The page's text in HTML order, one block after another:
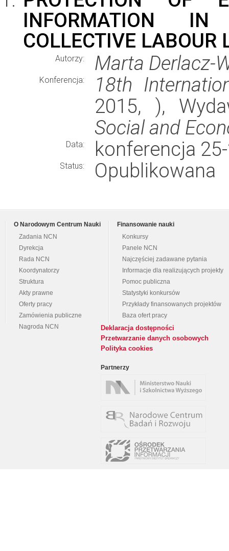
INFORMATION
COLLECTIVE LABOUR
Autorzy: Marta Derlacz-
Konferencja:
18th
2015, ),
Social and
Data: konferencja
Status: Opublikowana
O Narodowym Centrum Nauki
Zadania NCN
Dyrekcja
Rada NCN
Koordynatorzy
Struktura
Akty prawne
Oferty pracy
Zamówienia publiczne
Nagroda NCN
Finansowanie nauki
Konkursy
Panele NCN
Najczęściej zadawane pytania
Informacje dla realizujących projekty
Pomoc publiczna
Statystyki konkursów
Przykłady finansowanych projektów
Baza ofert pracy
Deklaracja dostępności
Przetwarzanie danych osobowych
Polityka cookies
Partnerzy